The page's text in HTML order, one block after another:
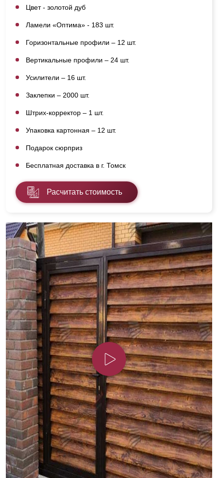
Цвет - золотой дуб
Ламели «Оптима» - 183 шт.
Горизонтальные профили – 12 шт.
Вертикальные профили – 24 шт.
Усилители – 16 шт.
Заклепки – 2000 шт.
Штрих-корректор – 1 шт.
Упаковка картонная – 12 шт.
Подарок сюрприз
Бесплатная доставка в г. Томск
Расчитать стоимость